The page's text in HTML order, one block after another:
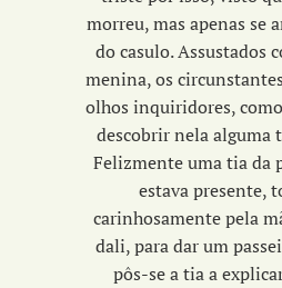
morreu, mas apenas se
do casulo. Assustados
menina, os
olhos inquiridores,
descobrir nela alguma
Felizmente uma tia da
estava presente,
carinhosamente pela
dali, para dar um
pôs-se a tia a